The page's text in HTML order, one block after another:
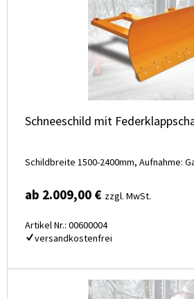
Schneeschild mit
Schildbreite 1500-2400mm, Aufnahme:
ab 2.009,00 € zzgl. MwSt.
Artikel Nr.: 00600004
versandkostenfrei